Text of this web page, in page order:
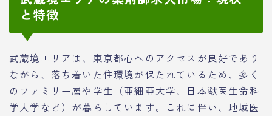
と特徴
武蔵境エリアは、東京都心へのアクセスが良好であり
ながら、落ち着いた住環境が保たれているため、多く
のファミリー層や学生（亜細亜大学、日本獣医生命科
学大学など）が暮らしています。これに伴い、地域医